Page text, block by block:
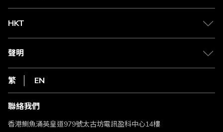
物流與配送
Club Shopping 商品領取站
常見問題
HKT
csl.
1010
HKT
聲明
私隱聲明
使用條款
條款及細則
不歧視及不騷擾聲明
認可牌照及通告
繁 EN
聯絡我們
香港鰂魚涌英皇道979號太古坊電訊盈科中心14樓